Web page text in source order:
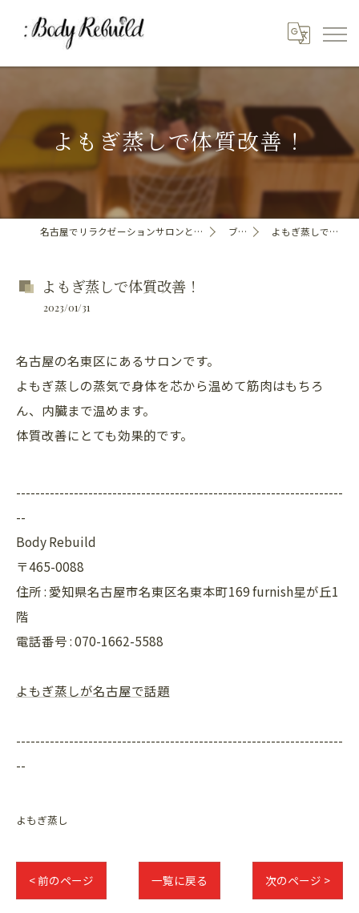
よもぎ蒸しで体質改善！
名古屋でリラクゼーションサロンといえばBody_Rebuild ブログ よもぎ蒸しで体質改善！
よもぎ蒸しで体質改善！
2023/01/31
名古屋の名東区にあるサロンです。
よもぎ蒸しの蒸気で身体を芯から温めて筋肉はもちろ
ん、内臓まで温めます。
体質改善にとても効果的です。
--------------------------------------------------------------------
--
Body Rebuild
〒465-0088
住所 : 愛知県名古屋市名東区名東本町169 furnish星が丘1
階
電話番号 : 070-1662-5588
よもぎ蒸しが名古屋で話題
--------------------------------------------------------------------
--
よもぎ蒸し
< 前のページ 一覧に戻る 次のページ >